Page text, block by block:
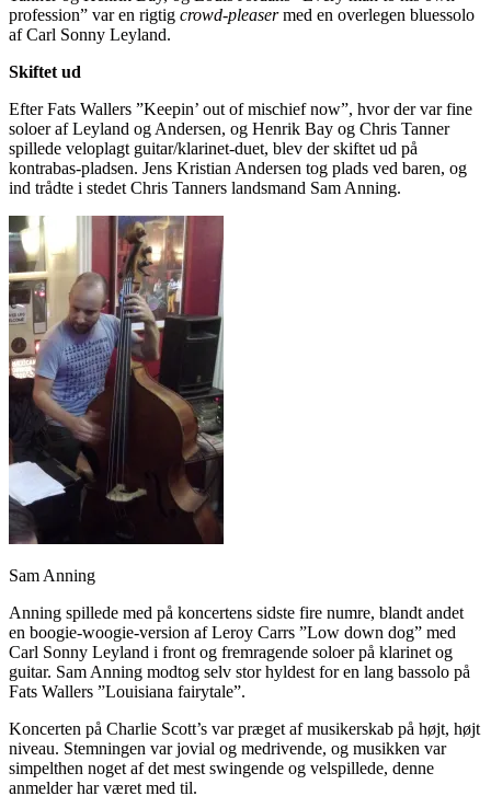
profession” var en rigtig crowd-pleasermed en overlegen bluessolo
af Carl Sonny Leyland.
Skiftet ud
Efter Fats Wallers ”Keepin’ out of mischief now”, hvor der var fine
soloer af Leyland og Andersen, og Henrik Bay og Chris Tanner
spillede veloplagt guitar/klarinet-duet, blev der skiftet ud på
kontrabas-pladsen. Jens Kristian Andersen tog plads ved baren, og
ind trådte i stedet Chris Tanners landsmand Sam Anning.
Sam Anning
Anning spillede med på koncertens sidste fire numre, blandt andet
en boogie-woogie-version af Leroy Carrs ”Low down dog” med
Carl Sonny Leyland i front og fremragende soloer på klarinet og
guitar. Sam Anning modtog selv stor hyldest for en lang bassolo på
Fats Wallers ”Louisiana fairytale”.
Koncerten på Charlie Scott’s var præget af musikerskab på højt, højt
niveau. Stemningen var jovial og medrivende, og musikken var
simpelthen noget af det mest swingende og velspillede, denne
anmelder har været med til.